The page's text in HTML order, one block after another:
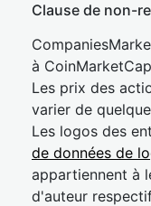
Clause de non-
à
Les prix des
varier de
Les logos des
de données de
appartiennent à
d'auteur